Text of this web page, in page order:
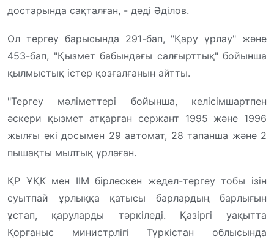
достарында сақталған, - деді Әділов.
Ол тергеу барысында 291-бап, "Қару ұрлау" және
453-бап, "Қызмет бабындағы салғырттық" бойынша
қылмыстық істер қозғалғанын айтты.
"Тергеу мәліметтері бойынша, келісімшартпен
әскери қызмет атқарған сержант 1995 және 1996
жылғы екі досымен 29 автомат, 28 тапанша және 2
пышақты мылтық ұрлаған.
ҚР ҰҚК мен ІІМ бірлескен жедел-тергеу тобы ізін
суытпай ұрлыққа қатысы барлардың барлығын
ұстап, қаруларды тәркіледі. Қазіргі уақытта
Қорғаныс министрлігі Түркістан облысында